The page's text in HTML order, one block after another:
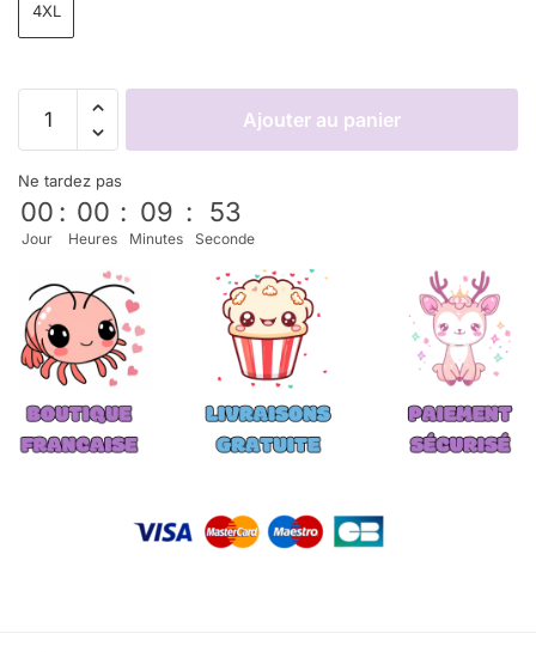
4XL
Ajouter au panier
Ne tardez pas
00
Jour
: 00
Heures
: 09
Minutes
: 53
Seconde